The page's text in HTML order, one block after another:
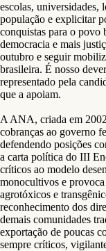
escolas, universidades,
população e explicitar
conquistas para o povo
democracia e mais
outubro e seguir
brasileira. É nosso
representado pela
que a apoiam.
A ANA, criada em
cobranças ao governo
defendendo posições
a carta política do III
críticos ao modelo
monocultivos e
agrotóxicos e
reconhecimento dos
demais comunidades
exportação de poucas
sempre críticos,